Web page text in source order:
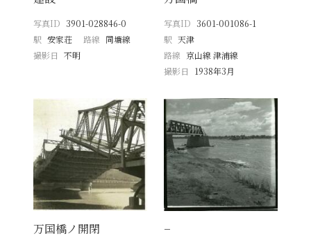
写真ID 3901-028846-0
駅 安家荘 路線 同塘線
撮影日
不明
写真ID 3601-001086-1
駅 天津
路線 京山線 津浦線
撮影日
1938年3月
万国橋ノ開閉 −